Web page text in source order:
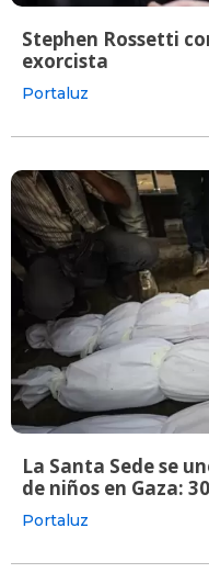
Stephen Rossetti
exorcista
Portaluz
La Santa Sede se
de niños en Gaza:
Portaluz